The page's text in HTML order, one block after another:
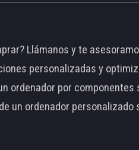
Llámanos y te
personalizadas y
ordenador por
un ordenador personalizado